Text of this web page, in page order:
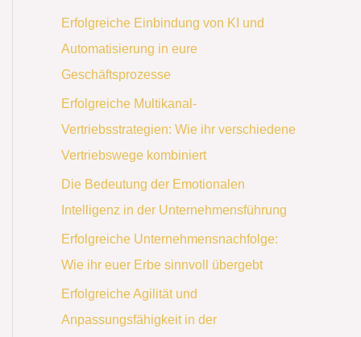
Erfolgreiche Einbindung von KI und
Automatisierung in eure
Geschäftsprozesse
Erfolgreiche Multikanal-
Vertriebsstrategien: Wie ihr verschiedene
Vertriebswege kombiniert
Die Bedeutung der Emotionalen
Intelligenz in der Unternehmensführung
Erfolgreiche Unternehmensnachfolge:
Wie ihr euer Erbe sinnvoll übergebt
Erfolgreiche Agilität und
Anpassungsfähigkeit in der